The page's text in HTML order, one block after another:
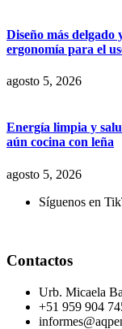
Diseño más
ergonomía para el
agosto 5, 2026
Energía limpia y
aún cocina con leña
agosto 5, 2026
Síguenos en
Contactos
Urb. Micaela
+51 959 904